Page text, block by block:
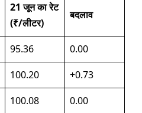
21 जून का रेट
(₹/लीटर)
बदलाव
95.36
0.00
100.20
+0.73
100.08
0.00